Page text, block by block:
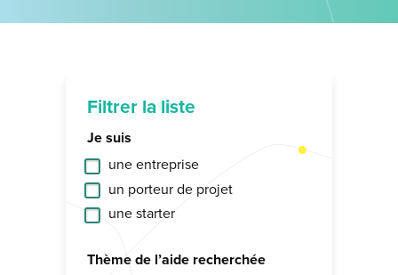
Filtrer la liste
Je suis
une entreprise
un porteur de projet
une starter
Thème de l’aide recherchée